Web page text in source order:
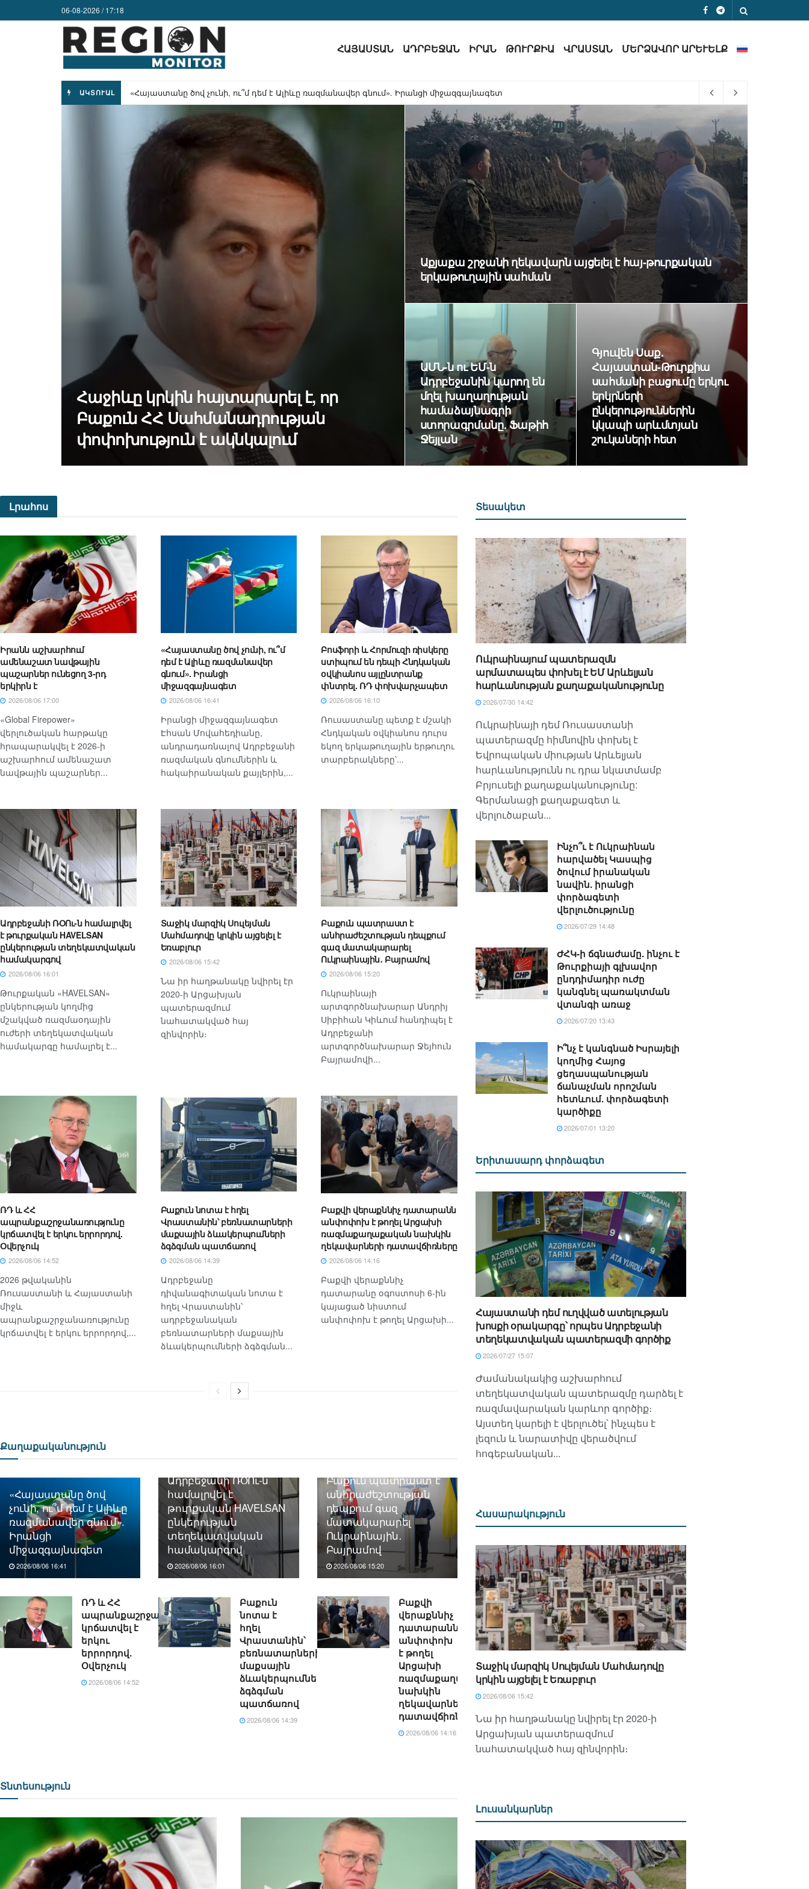
06-08-2026 / 17:18
ՀԱՅԱՍՏԱՆ ԱԴՐԲԵՋԱՆ ԻՐԱՆ ԹՈՒՐՔԻԱ ՎՐԱՍՏԱՆ ՄԵՐՁԱՎՈՐ ԱՐԵՒԵԼՔ
ԱԿՏՈՒԱԼ Բոսֆորի և Հորմուզի ռիսկերը ստիպում են դեպի Հնդկական օվկիանոս այլընտրանք փնտրել. ՌԴ փոխվարչապետ
Հաջիևը կրկին հայտարարել է, որ
Բաքուն ՀՀ Սահմանադրության
փոփոխություն է ակնկալում
Աքյաքա շրջանի ղեկավարն այցելել է հայ-թուրքական
երկաթուղային սահման
ԱՄՆ-ն ու ԵՄ-ն
Ադրբեջանին կարող են
մղել խաղաղության
համաձայնագրի
ստորագրմանը. Ֆաթիհ
Ջեյլան
Գյուվեն Սաք․
Հայաստան-Թուրքիա
սահմանի բացումը երկու
երկրների
ընկերություններին
կկապի արևմտյան
շուկաների հետ
Լրահոս
Իրանն աշխարհում
ամենաշատ նավթային
պաշարներ ունեցող 3-րդ
երկիրն է
2026/08/06 17:00
«Global Firepower»
վերլուծական հարթակը
հրապարակվել է 2026-ի
աշխարհում ամենաշատ
նավթային պաշարներ...
«Հայաստանը ծով չունի, ու՞մ
դեմ է Ալիևը ռազմանավեր
գնում». Իրանցի
միջազգայնագետ
2026/08/06 16:41
Իրանցի միջազգայնագետ
Էհսան Մովահեդիանը,
անդրադառնալով Ադրբեջանի
ռազմական գնումներին և
հակաիրանական քայլերին,...
Բոսֆորի և Հորմուզի ռիսկերը
ստիպում են դեպի Հնդկական
օվկիանոս այլընտրանք
փնտրել. ՌԴ փոխվարչապետ
2026/08/06 16:10
Ռուսաստանը պետք է մշակի
Հնդկական օվկիանոս դուրս
եկող երկաթուղային երթուղու
տարբերակները՝...
Ադրբեջանի ՌՕՈւ-ն համալրվել
է թուրքական HAVELSAN
ընկերության տեղեկատվական
համակարգով
2026/08/06 16:01
Թուրքական «HAVELSAN»
ընկերության կողմից
մշակված ռազմաօդային
ուժերի տեղեկատվական
համակարգը համալրել է...
Տաջիկ մարզիկ Սուլեյման
Մահմադովը կրկին այցելել է
Եռաբլուր
2026/08/06 15:42
Նա իր հաղթանակը նվիրել էր
2020-ի Արցախյան
պատերազմում
նահատակված հայ
զինվորին։
Բաքուն պատրաստ է
անհրաժեշտության դեպքում
գազ մատակարարել
Ուկրաինային․ Բայրամով
2026/08/06 15:20
Ուկրաինայի
արտգործնախարար Անդրիյ
Սիբիհան Կիևում հանդիպել է
Ադրբեջանի
արտգործնախարար Ջեյհուն
Բայրամովի...
ՌԴ և ՀՀ
ապրանքաշրջանառությունը
կրճատվել է երկու երրորդով.
Օվերչուկ
2026/08/06 14:52
2026 թվականին
Ռուսաստանի և Հայաստանի
միջև
ապրանքաշրջանառությունը
կրճատվել է երկու երրորդով,...
Բաքուն նոտա է հղել
Վրաստանին՝ բեռնատարների
մաքսային ձևակերպումների
ձգձգման պատճառով
2026/08/06 14:39
Ադրբեջանը
դիվանագիտական նոտա է
հղել Վրաստանին՝
ադրբեջանական
բեռնատարների մաքսային
ձևակերպումների ձգձգման...
Բաքվի վերաքննիչ դատարանն
անփոփոխ է թողել Արցախի
ռազմաքաղաքական նախկին
ղեկավարների դատավճիռները
2026/08/06 14:16
Բաքվի վերաքննիչ
դատարանը օգոստոսի 6-ին
կայացած նիստում
անփոփոխ է թողել Արցախի...
Քաղաքականություն
«Հայաստանը ծով
չունի, ու՞մ դեմ է Ալիևը
ռազմանավեր գնում».
Իրանցի
միջազգայնագետ
2026/08/06 16:41
Ադրբեջանի ՌՕՈւ-ն
համալրվել է
թուրքական HAVELSAN
ընկերության
տեղեկատվական
համակարգով
2026/08/06 16:01
Բաքուն պատրաստ է
անհրաժեշտության
դեպքում գազ
մատակարարել
Ուկրաինային․
Բայրամով
2026/08/06 15:20
ՌԴ և ՀՀ
ապրանքաշրջանառությունը
կրճատվել է
երկու
երրորդով.
Օվերչուկ
2026/08/06 14:52
Բաքուն
նոտա է
հղել
Վրաստանին՝
բեռնատարների
մաքսային
ձևակերպումների
ձգձգման
պատճառով
2026/08/06 14:39
Բաքվի
վերաքննիչ
դատարանն
անփոփոխ
է թողել
Արցախի
ռազմաքաղաքական
նախկին
ղեկավարների
դատավճիռները
2026/08/06 14:16
Տնտեսություն
Տեսակետ
Ուկրաինայում պատերազմն
արմատապես փոխել է ԵՄ Արևելյան
հարևանության քաղաքականությունը
2026/07/30 14:42
Ուկրաինայի դեմ Ռուսաստանի
պատերազմը հիմնովին փոխել է
Եվրոպական միության Արևելյան
հարևանությունն ու դրա նկատմամբ
Բրյուսելի քաղաքականությունը:
Գերմանացի քաղաքագետ և
վերլուծաբան...
Ինչո՞ւ է Ուկրաինան
հարվածել Կասպից
ծովում իրանական
նավին. իրանցի
փորձագետի
վերլուծությունը
2026/07/29 14:48
ԺՀԿ-ի ճգնաժամը. ինչու է
Թուրքիայի գլխավոր
ընդդիմադիր ուժը
կանգնել պառակտման
վտանգի առաջ
2026/07/20 13:43
Ի՞նչ է կանգնած Իսրայելի
կողմից Հայոց
ցեղասպանության
ճանաչման որոշման
հետևում. փորձագետի
կարծիքը
2026/07/01 13:20
Երիտասարդ փորձագետ
Հայաստանի դեմ ուղվված ատելության
խոսքի օրակարգը՝ որպես Ադրբեջանի
տեղեկատվական պատերազմի գործիք
2026/07/27 15:07
Ժամանակակից աշխարհում
տեղեկատվական պատերազմը դարձել է
ռազմավարական կարևոր գործիք։
Այստեղ կարելի է վերլուծել՝ ինչպես է
լեզուն և նարատիվը վերածվում
հոգեբանական...
Հասարակություն
Տաջիկ մարզիկ Սուլեյման Մահմադովը
կրկին այցելել է Եռաբլուր
2026/08/06 15:42
Նա իր հաղթանակը նվիրել էր 2020-ի
Արցախյան պատերազմում
նահատակված հայ զինվորին։
Լուսանկարներ